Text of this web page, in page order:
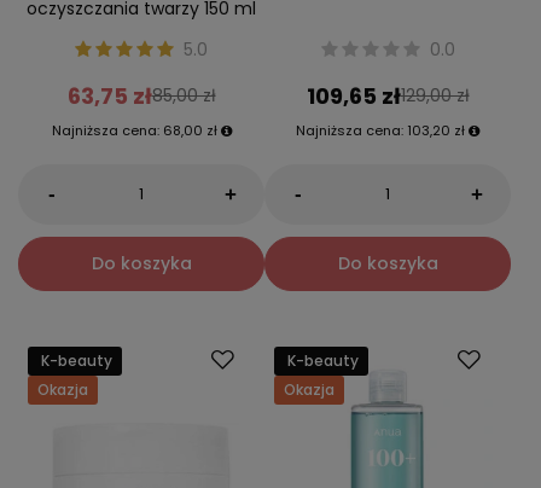
oczyszczania twarzy 150 ml
5.0
63,75 zł85,00 zł
Najniższa cena: 68,00 zł
- +
Do koszyka
0.0
109,65 zł129,00 zł
Najniższa cena: 103,20 zł
- +
Do koszyka
K-beauty
Okazja
K-beauty
Okazja